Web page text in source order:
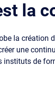
la
la création
une
instituts de